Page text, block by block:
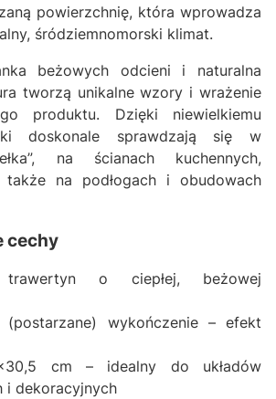
powierzchnię, która wprowadza
śródziemnomorski klimat.
beżowych odcieni i naturalna
tworzą unikalne wzory i wrażenie
produktu. Dzięki niewielkiemu
doskonale sprawdzają się w
na ścianach kuchennych,
także na podłogach i obudowach
cechy
trawertyn o ciepłej, beżowej
(postarzane) wykończenie – efekt
cm – idealny do układów
i dekoracyjnych